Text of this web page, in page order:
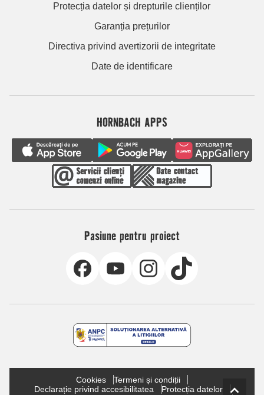
Protecția datelor și drepturile clienților
Garanția prețurilor
Directiva privind avertizorii de integritate
Date de identificare
HORNBACH APPS
Pasiune pentru proiect
Cookies
Termeni și condiții
Declarație privind accesibilitatea
Protecția datelor